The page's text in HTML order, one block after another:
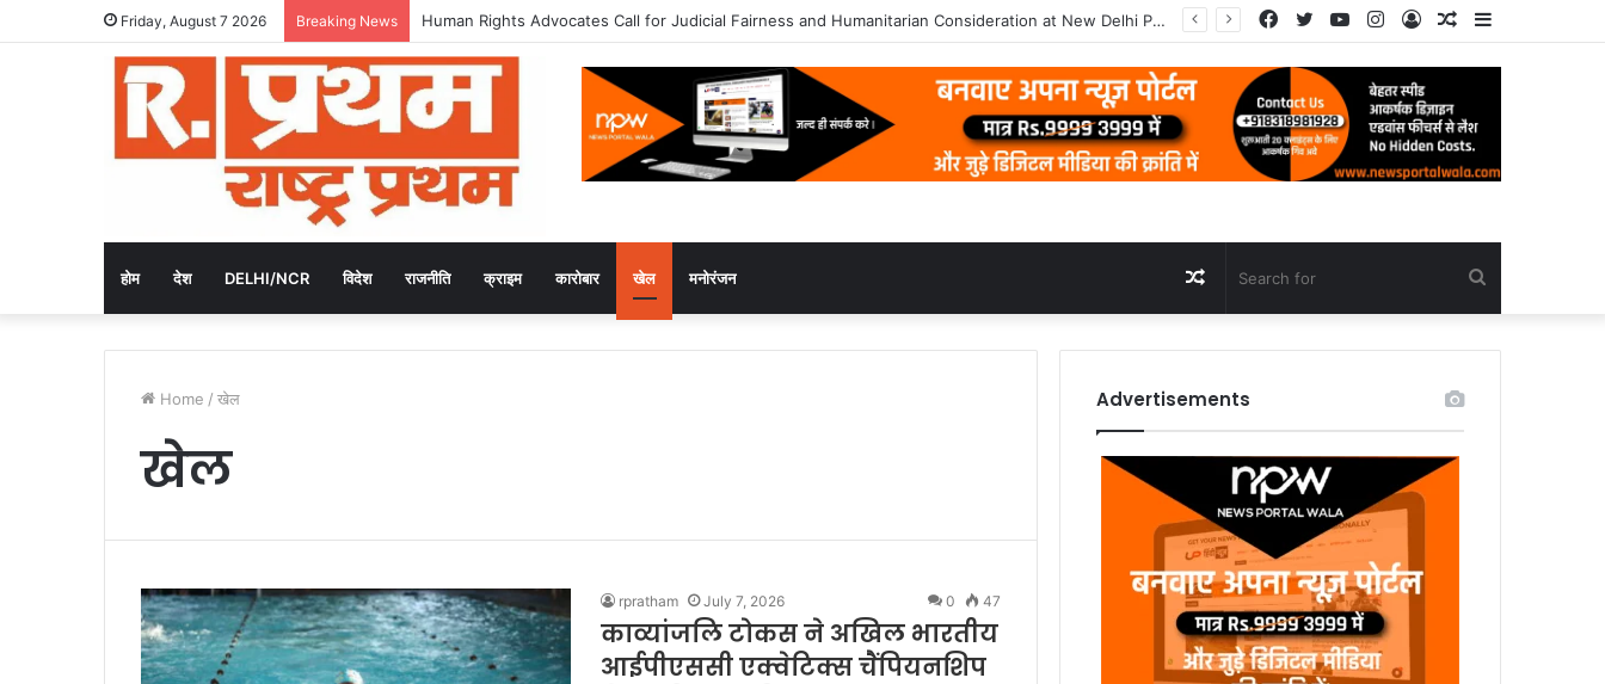
Friday, August 7 2026 Breaking News एवनली विश्वविद्यालय का भव्य दीक्षांत समारोह 2026 अकादमिक उत्कृष्टता के साथ संपन्न
Random
Article
Log
In
Instagram
YouTube
Twitter
Facebook
होम देश DELHI/NCR विदेश राजनीति क्राइम कारोबार खेल मनोरंजन
for
Random
Article
Home / खेल
खेल
rpratham July 7, 2026 0 47
काव्यांजलि टोकस ने अखिल भारतीय
आईपीएससी एक्वेटिक्स चैंपियनशिप
Advertisements